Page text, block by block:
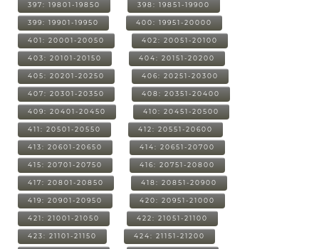
397: 19801-19850 398: 19851-19900
399: 19901-19950 400: 19951-20000
401: 20001-20050 402: 20051-20100
403: 20101-20150 404: 20151-20200
405: 20201-20250 406: 20251-20300
407: 20301-20350 408: 20351-20400
409: 20401-20450 410: 20451-20500
411: 20501-20550 412: 20551-20600
413: 20601-20650 414: 20651-20700
415: 20701-20750 416: 20751-20800
417: 20801-20850 418: 20851-20900
419: 20901-20950 420: 20951-21000
421: 21001-21050 422: 21051-21100
423: 21101-21150 424: 21151-21200